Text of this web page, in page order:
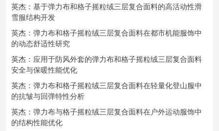
英杰：基于弹力布和格子摇粒绒三层复合面料的高活动性滑
雪服结构开发
英杰：弹力布和格子摇粒绒三层复合面料在都市机能服饰中
的动态舒适性研究
英杰：应用于防风外套的弹力布和格子摇粒绒三层复合面料
安全与保暖性能优化
英杰：弹力布和格子摇粒绒三层复合面料在轻量化登山服中
的抗皱与回弹特性分析
英杰：弹力布与格子摇粒绒三层复合面料在户外运动服饰中
的结构性能优化